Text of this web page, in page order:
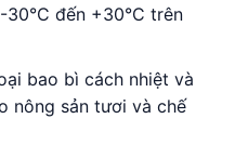
đến +30°C trên
bao bì cách nhiệt và
nông sản tươi và chế